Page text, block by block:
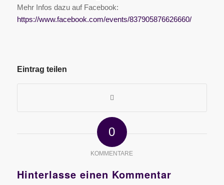
Mehr Infos dazu auf Facebook:
https://www.facebook.com/events/837905876626660/
Eintrag teilen
0
KOMMENTARE
Hinterlasse einen Kommentar